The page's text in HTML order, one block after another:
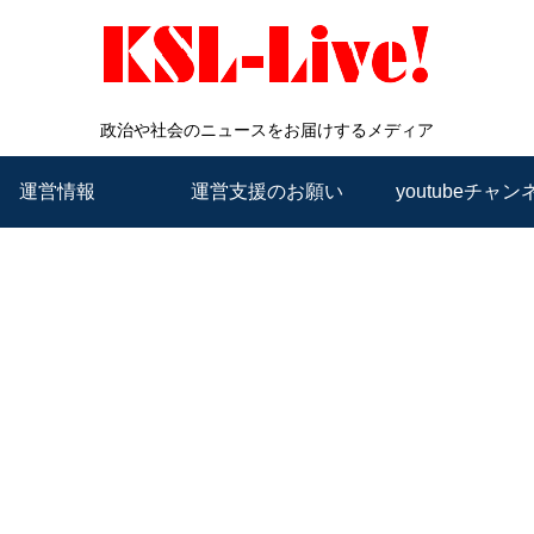
政治や社会のニュースをお届けするメディア
運営情報 運営支援のお願い youtubeチャン